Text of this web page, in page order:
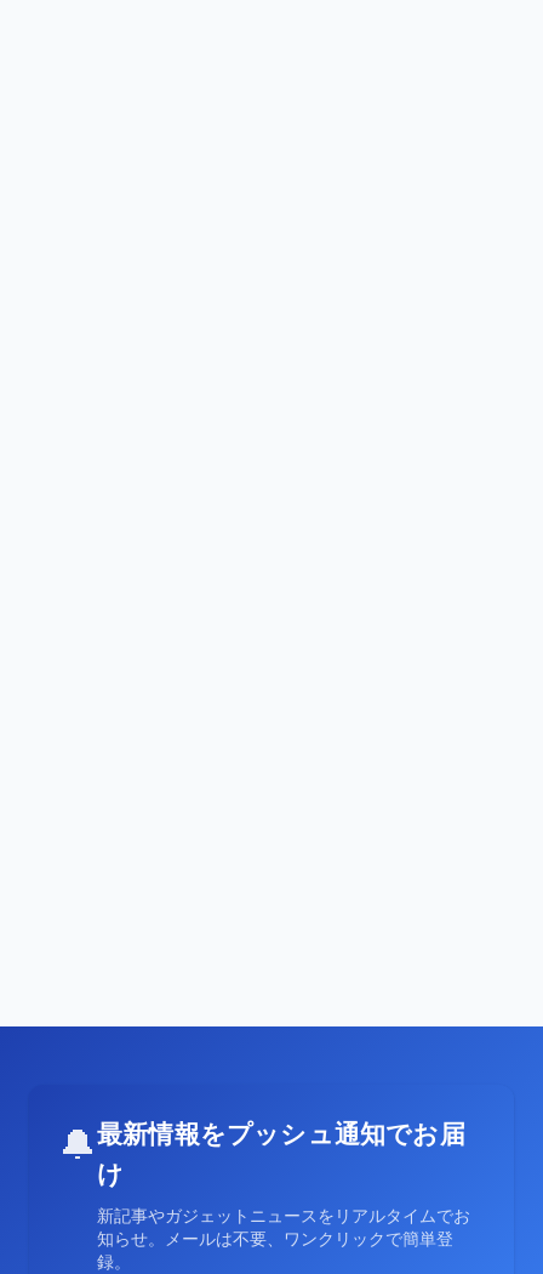
🔔最新情報をプッシュ通知でお届
け
新記事やガジェットニュースをリアルタイムでお
知らせ。メールは不要、ワンクリックで簡単登
録。